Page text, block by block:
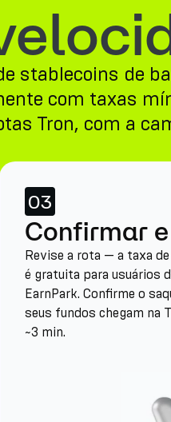
stablecoins de
com taxas
Tron, com a
03
Confirmar
Revise a rota — a taxa
é gratuita para usuários
EarnPark. Confirme o
seus fundos chegam na
~3 min.